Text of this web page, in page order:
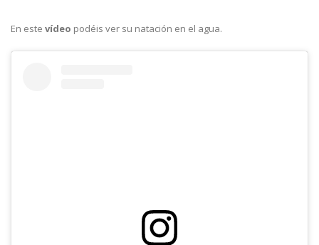
En este vídeo podéis ver su natación en el agua.